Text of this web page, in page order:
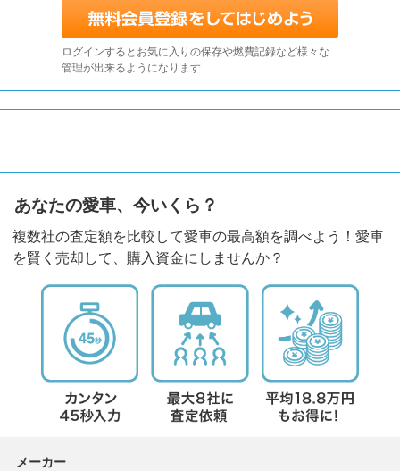
ログインするとお気に入りの保存や燃費記録など様々な
管理が出来るようになります
あなたの愛車、今いくら？
複数社の査定額を比較して愛車の最高額を調べよう！愛車
を賢く売却して、購入資金にしませんか？
メーカー